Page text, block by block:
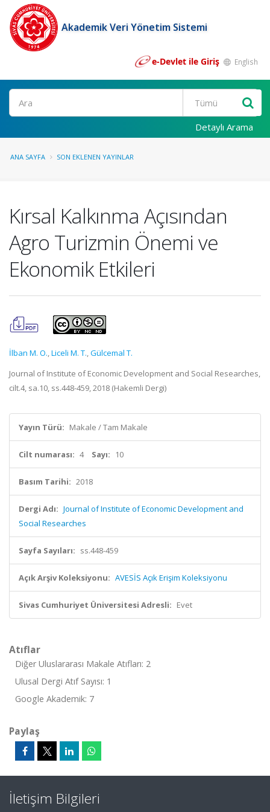
Akademik Veri Yönetim Sistemi
e-Devlet ile Giriş English
Ara
Detaylı Arama
ANA SAYFA SON EKLENEN YAYINLAR
Kırsal Kalkınma Açısından
Agro Turizmin Önemi ve
Ekonomik Etkileri
İlban M. O.,Liceli M. T.,Gülcemal T.
Journal of Institute of Economic Development and Social Researches,
cilt.4, sa.10, ss.448-459, 2018 (Hakemli Dergi)
Yayın Türü: Makale / Tam Makale
Cilt numarası: 4 Sayı: 10
Basım Tarihi: 2018
Dergi Adı: Journal of Institute of Economic Development and
Social Researches
Sayfa Sayıları: ss.448-459
Açık Arşiv Koleksiyonu: AVESİS Açık Erişim Koleksiyonu
Sivas Cumhuriyet Üniversitesi Adresli: Evet
Atıflar
Diğer Uluslararası Makale Atıfları: 2
Ulusal Dergi Atıf Sayısı: 1
Google Akademik: 7
Paylaş
İletişim Bilgileri